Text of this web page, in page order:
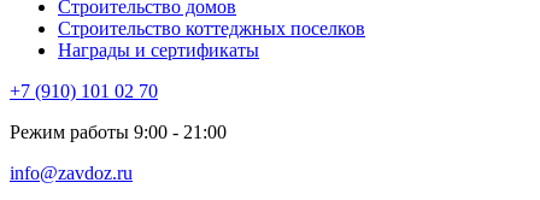
Строительство домов
Строительство коттеджных поселков
Награды и сертификаты
+7 (910) 101 02 70
Режим работы 9:00 - 21:00
info@zavdoz.ru